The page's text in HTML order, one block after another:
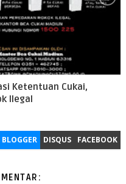
Ketentuan Cukai,
Ilegal
BLOGGER DISQUS FACEBOOK